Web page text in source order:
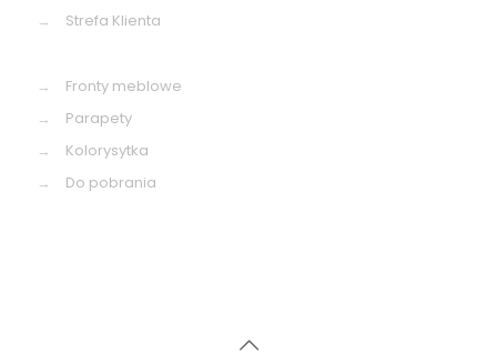
→
Strefa Klienta
→
Fronty meblowe
→
Parapety
→
Kolorysytka
→
Do pobrania